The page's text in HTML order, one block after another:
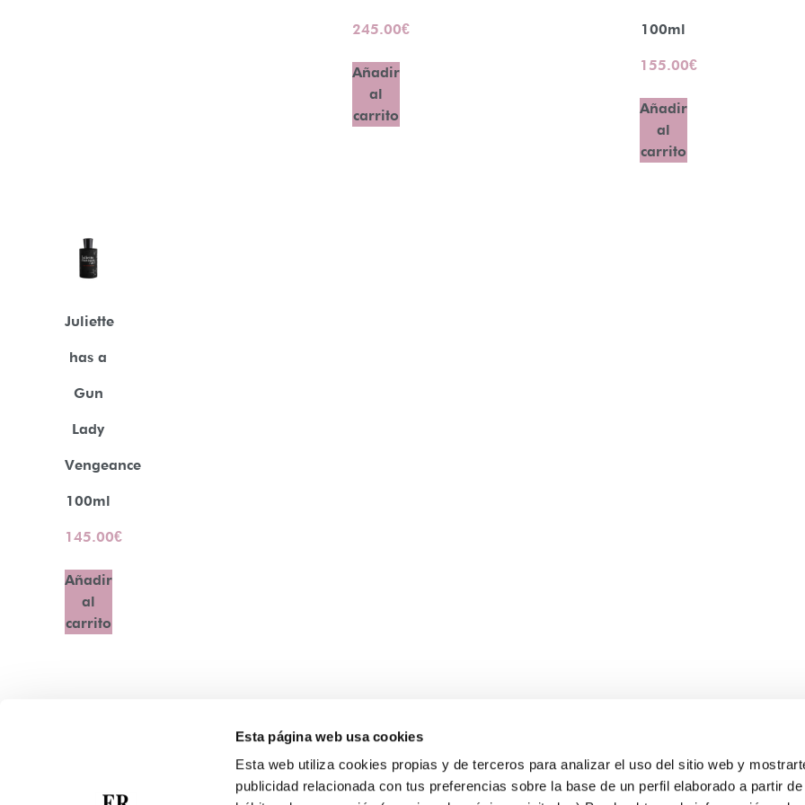
Esta página web usa cookies
Esta web utiliza cookies propias y de terceros para analizar el uso del sitio web y
publicidad relacionada con tus preferencias sobre la base de un perfil elaborado a partir de
245.00€
Añadir
al
carrito
100ml
155.00€
Añadir
al
carrito
Juliette
has a
Gun
Lady
Vengeance
100ml
145.00€
Añadir
al
carrito
Atención Telefónica: 944 435 713
Whatsapp: 699 173 188
Nosotros